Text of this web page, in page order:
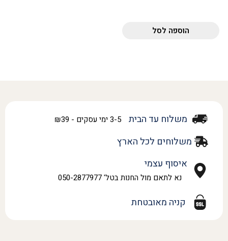
הוספה לסל
משלוח עד הבית 3-5 ימי עסקים - ₪39
משלוחים לכל הארץ
איסוף עצמי
נא לתאם מול החנות בטל' 050-2877977
קניה מאובטחת